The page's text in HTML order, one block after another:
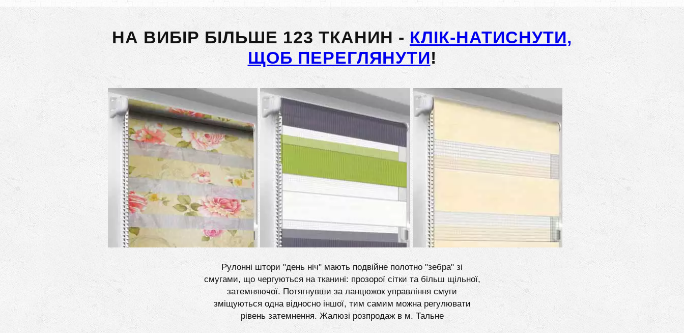
НА ВИБІР БІЛЬШЕ 123 ТКАНИН - КЛІК-НАТИСНУТИ,
ЩОБ ПЕРЕГЛЯНУТИ!
Рулонні штори "день ніч" мають подвійне полотно "зебра" зі
смугами, що чергуються на тканині: прозорої сітки та більш щільної,
затемняючої. Потягнувши за ланцюжок управління смуги
зміщуються одна відносно іншої, тим самим можна регулювати
рівень затемнення. Жалюзі розпродаж в м. Тальне